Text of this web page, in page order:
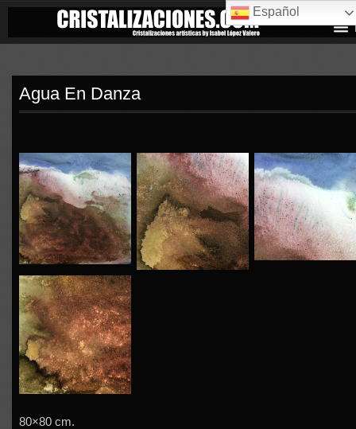
Agua En Danza
80×80 cm.
Español